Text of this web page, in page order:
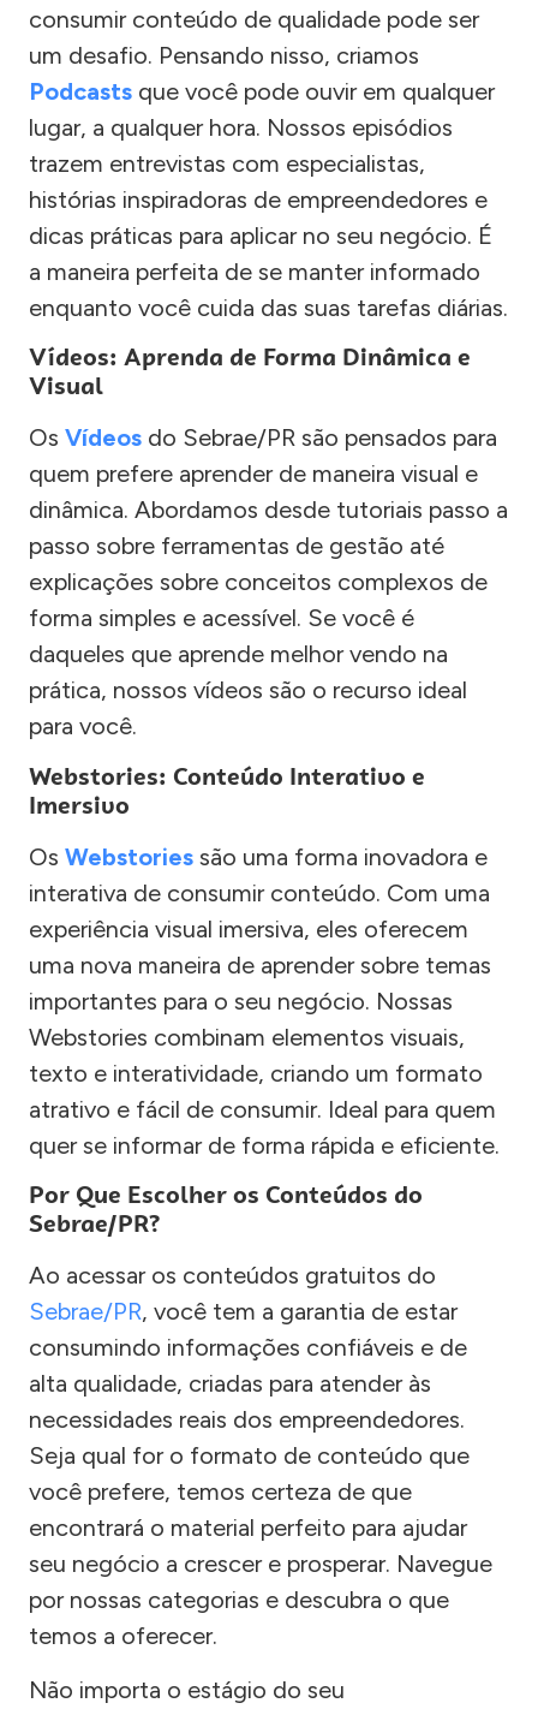
consumir conteúdo de qualidade pode ser
um desafio. Pensando nisso, criamos
Podcasts que você pode ouvir em qualquer
lugar, a qualquer hora. Nossos episódios
trazem entrevistas com especialistas,
histórias inspiradoras de empreendedores e
dicas práticas para aplicar no seu negócio. É
a maneira perfeita de se manter informado
enquanto você cuida das suas tarefas diárias.
Vídeos: Aprenda de Forma Dinâmica e
Visual
Os Vídeos do Sebrae/PR são pensados para
quem prefere aprender de maneira visual e
dinâmica. Abordamos desde tutoriais passo a
passo sobre ferramentas de gestão até
explicações sobre conceitos complexos de
forma simples e acessível. Se você é
daqueles que aprende melhor vendo na
prática, nossos vídeos são o recurso ideal
para você.
Webstories: Conteúdo Interativo e
Imersivo
Os Webstories são uma forma inovadora e
interativa de consumir conteúdo. Com uma
experiência visual imersiva, eles oferecem
uma nova maneira de aprender sobre temas
importantes para o seu negócio. Nossas
Webstories combinam elementos visuais,
texto e interatividade, criando um formato
atrativo e fácil de consumir. Ideal para quem
quer se informar de forma rápida e eficiente.
Por Que Escolher os Conteúdos do
Sebrae/PR?
Ao acessar os conteúdos gratuitos do
Sebrae/PR, você tem a garantia de estar
consumindo informações confiáveis e de
alta qualidade, criadas para atender às
necessidades reais dos empreendedores.
Seja qual for o formato de conteúdo que
você prefere, temos certeza de que
encontrará o material perfeito para ajudar
seu negócio a crescer e prosperar. Navegue
por nossas categorias e descubra o que
temos a oferecer.
Não importa o estágio do seu